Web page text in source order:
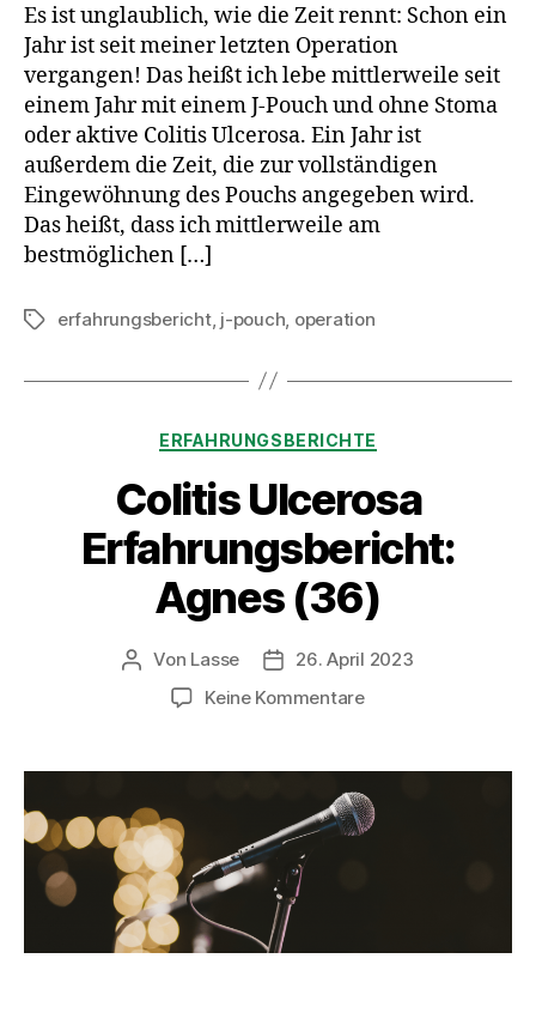
Es ist unglaublich, wie die Zeit rennt: Schon ein
Jahr ist seit meiner letzten Operation
vergangen! Das heißt ich lebe mittlerweile seit
einem Jahr mit einem J-Pouch und ohne Stoma
oder aktive Colitis Ulcerosa. Ein Jahr ist
außerdem die Zeit, die zur vollständigen
Eingewöhnung des Pouchs angegeben wird.
Das heißt, dass ich mittlerweile am
bestmöglichen […]
Schlagwörter
erfahrungsbericht, j-pouch operation
Kategorien
ERFAHRUNGSBERICHTE
Colitis Ulcerosa
Erfahrungsbericht:
Agnes (36)
Beitragsautor
Von Lasse Beitragsdatum
26. April 2023
Keine Kommentarezu
Erfahrungsbericht:
Agnes
(36)